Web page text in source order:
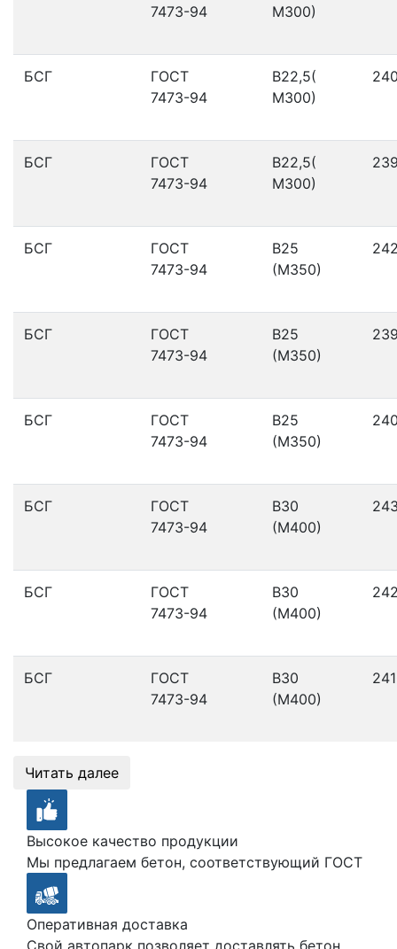
7473-94
М300)
БСГ
ГОСТ
7473-94
В22,5(
М300)
БСГ
ГОСТ
7473-94
В22,5(
М300)
БСГ
ГОСТ
7473-94
В25
(М350)
БСГ
ГОСТ
7473-94
В25
(М350)
БСГ
ГОСТ
7473-94
В25
(М350)
БСГ
ГОСТ
7473-94
В30
(М400)
БСГ
ГОСТ
7473-94
В30
(М400)
БСГ
ГОСТ
7473-94
В30
(М400)
Читать далее
Высокое качество продукции
Мы предлагаем бетон, соответствующий ГОСТ
Оперативная доставка
Свой автопарк позволяет доставлять бетон